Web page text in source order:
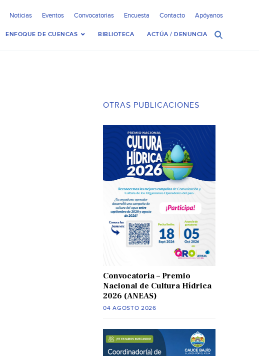
Noticias Eventos Convocatorias Encuesta Contacto Apóyanos
ENFOQUE DE CUENCAS BIBLIOTECA ACTÚA / DENUNCIA
OTRAS PUBLICACIONES
Convocatoria – Premio
Nacional de Cultura Hídrica
2026 (ANEAS)
04 AGOSTO 2026